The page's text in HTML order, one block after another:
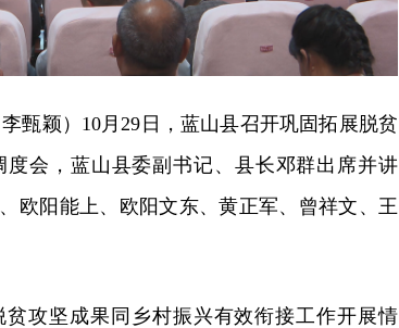
李甄颖）10月29日，蓝山县召开巩固拓展脱贫
会，蓝山县委副书记、县长邓群出席并讲
欧阳能上、欧阳文东、黄正军、曾祥文、王
攻坚成果同乡村振兴有效衔接工作开展情